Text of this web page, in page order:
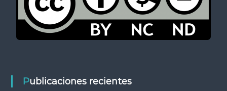
Publicaciones recientes